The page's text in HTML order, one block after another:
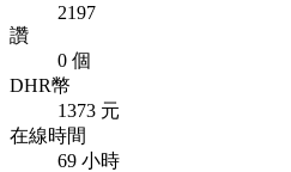
2197
讚
0 個
DHR幣
1373 元
在線時間
69 小時